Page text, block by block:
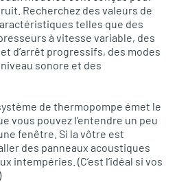
Recherchez des valeurs de
telles que des
à vitesse variable, des
d’arrêt progressifs, des modes
sonore et des
de thermopompe émet le
vous pouvez l’entendre un peu
fenêtre. Si la vôtre est
des panneaux acoustiques
intempéries. (C’est l’idéal si vos